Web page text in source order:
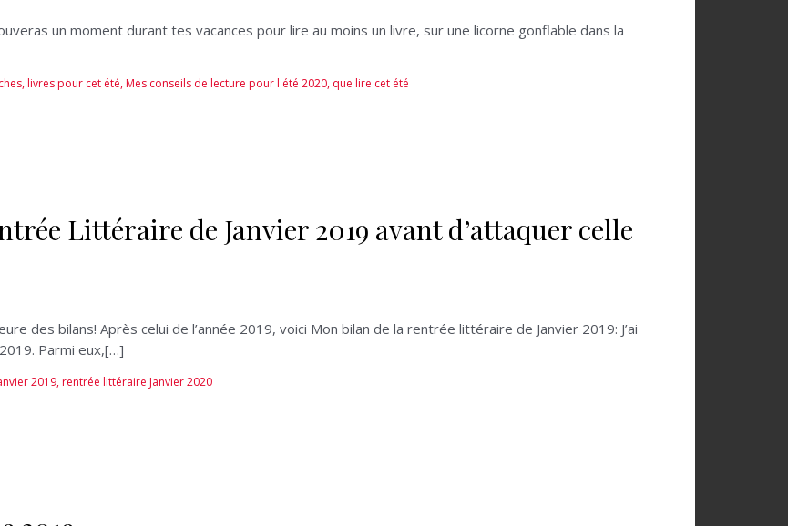
un moment durant tes vacances pour lire au moins un livre, sur une licorne gonflable dans la
,livres pour cet été,Mes conseils de lecture pour l'été 2020, que lire cet été
Littéraire de Janvier 2019 avant d’attaquer celle
des bilans! Après celui de l’année 2019, voici Mon bilan de la rentrée littéraire de Janvier 2019: J’ai
Parmi eux,[…]
2019,rentrée littéraire Janvier 2020